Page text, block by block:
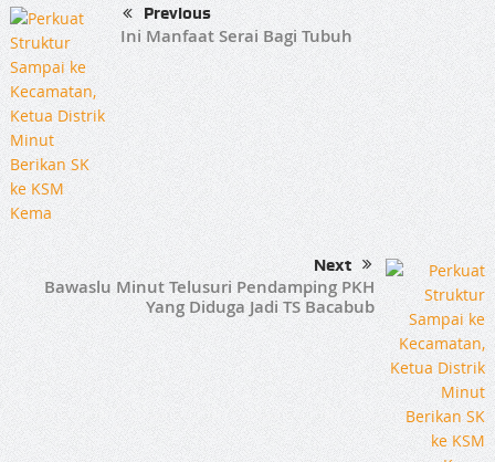
Previous
Ini Manfaat Serai Bagi Tubuh
Next
Bawaslu Minut Telusuri Pendamping PKH
Yang Diduga Jadi TS Bacabub